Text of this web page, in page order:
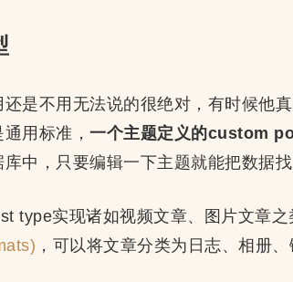
是不用无法说的很绝对，有时候他
用标准， 一个主题定义的custom
中，只要编辑一下主题就能把数据找
type实现诸如视频文章、图片文章
，可以将文章分类为日志、相册